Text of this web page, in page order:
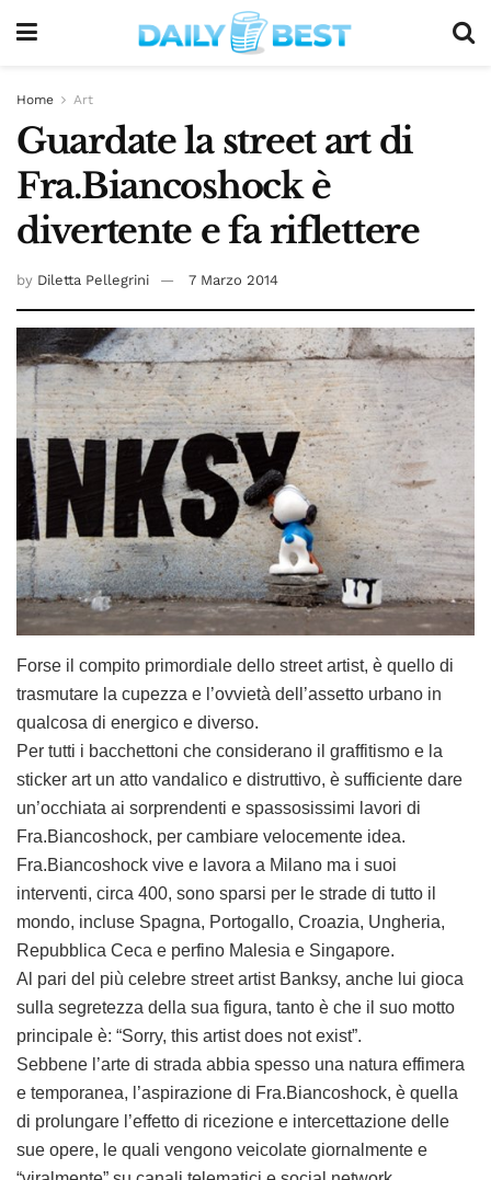
Home Art
Guardate la street art di
Fra.Biancoshock è
divertente e fa riflettere
by Diletta Pellegrini 7 Marzo 2014
Forse il compito primordiale dello street artist, è quello di
trasmutare la cupezza e l’ovvietà dell’assetto urbano in
qualcosa di energico e diverso.
Per tutti i bacchettoni che considerano il graffitismo e la
sticker art un atto vandalico e distruttivo, è sufficiente dare
un’occhiata ai sorprendenti e spassosissimi lavori di
Fra.Biancoshock, per cambiare velocemente idea.
Fra.Biancoshock vive e lavora a Milano ma i suoi
interventi, circa 400, sono sparsi per le strade di tutto il
mondo, incluse Spagna, Portogallo, Croazia, Ungheria,
Repubblica Ceca e perfino Malesia e Singapore.
Al pari del più celebre street artist Banksy, anche lui gioca
sulla segretezza della sua figura, tanto è che il suo motto
principale è: “Sorry, this artist does not exist”.
Sebbene l’arte di strada abbia spesso una natura effimera
e temporanea, l’aspirazione di Fra.Biancoshock, è quella
di prolungare l’effetto di ricezione e intercettazione delle
sue opere, le quali vengono veicolate giornalmente e